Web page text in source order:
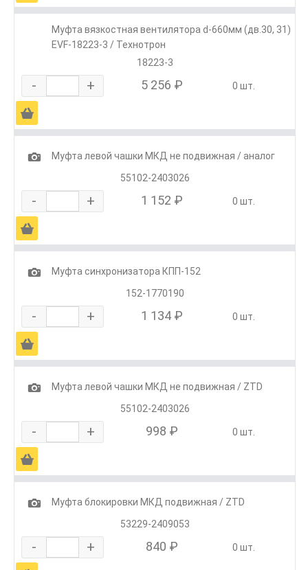
Муфта вязкостная вентилятора d-660мм (дв.30, 31)
EVF-18223-3 / Технотрон
18223-3
- + 5 256 ₽ 0 шт.
Ä
1
Муфта левой чашки МКД не подвижная / аналог
55102-2403026
- + 1 152 ₽ 0 шт.
Ä
1
Муфта синхронизатора КПП-152
152-1770190
- + 1 134 ₽ 0 шт.
Ä
1
Муфта левой чашки МКД не подвижная / ZTD
55102-2403026
- + 998 ₽ 0 шт.
Ä
1
Муфта блокировки МКД подвижная / ZTD
53229-2409053
- + 840 ₽ 0 шт.